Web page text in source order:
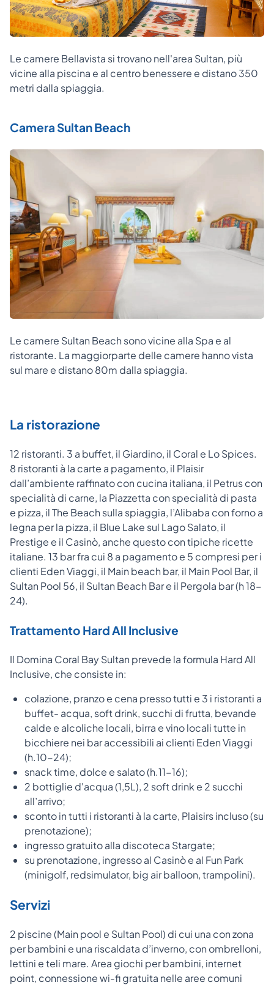
Le camere Bellavista si trovano nell'area Sultan, più
vicine alla piscina e al centro benessere e distano 350
metri dalla spiaggia.
Camera Sultan Beach
Le camere Sultan Beach sono vicine alla Spa e al
ristorante. La maggiorparte delle camere hanno vista
sul mare e distano 80m dalla spiaggia.
La ristorazione
12 ristoranti. 3 a buffet, il Giardino, il Coral e Lo Spices.
8 ristoranti à la carte a pagamento, il Plaisir
dall’ambiente raffinato con cucina italiana, il Petrus con
specialità di carne, la Piazzetta con specialità di pasta
e pizza, il The Beach sulla spiaggia, l’Alibaba con forno a
legna per la pizza, il Blue Lake sul Lago Salato, il
Prestige e il Casinò, anche questo con tipiche ricette
italiane. 13 bar fra cui 8 a pagamento e 5 compresi per i
clienti Eden Viaggi, il Main beach bar, il Main Pool Bar, il
Sultan Pool 56, il Sultan Beach Bar e il Pergola bar (h 18-
24).
Trattamento Hard All Inclusive
Il Domina Coral Bay Sultan prevede la formula Hard All
Inclusive, che consiste in:
colazione, pranzo e cena presso tutti e 3 i ristoranti a
buffet- acqua, soft drink, succhi di frutta, bevande
calde e alcoliche locali, birra e vino locali tutte in
bicchiere nei bar accessibili ai clienti Eden Viaggi
(h.10-24);
snack time, dolce e salato (h.11-16);
2 bottiglie d'acqua (1,5L), 2 soft drink e 2 succhi
all’arrivo;
sconto in tutti i ristoranti à la carte, Plaisirs incluso (su
prenotazione);
ingresso gratuito alla discoteca Stargate;
su prenotazione, ingresso al Casinò e al Fun Park
(minigolf, redsimulator, big air balloon, trampolini).
Servizi
2 piscine (Main pool e Sultan Pool) di cui una con zona
per bambini e una riscaldata d’inverno, con ombrelloni,
lettini e teli mare. Area giochi per bambini, internet
point, connessione wi-fi gratuita nelle aree comuni